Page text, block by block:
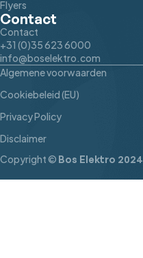
Flyers
Contact
Contact
+31 (0)35 623 6000
info@boselektro.com
Copyright © Bos Elektro 2024
Algemene voorwaarden
Cookiebeleid (EU)
Privacy Policy
Disclaimer